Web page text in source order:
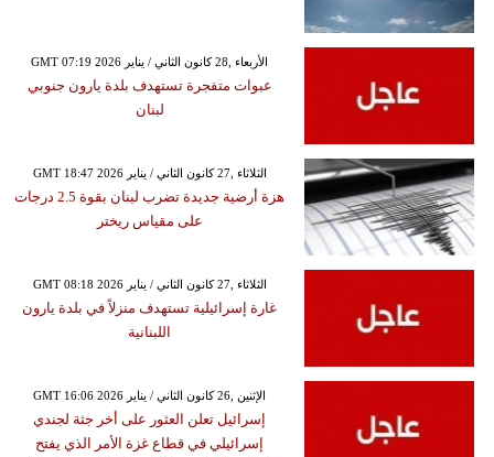
GMT 07:19 2026 الأربعاء ,28 كانون الثاني / يناير
عبوات متفجرة تستهدف بلدة يارون جنوبي
لبنان
GMT 18:47 2026 الثلاثاء ,27 كانون الثاني / يناير
هزة أرضية جديدة تضرب لبنان بقوة 2.5 درجات
على مقياس ريختر
GMT 08:18 2026 الثلاثاء ,27 كانون الثاني / يناير
غارة إسرائيلية تستهدف منزلاً في بلدة يارون
اللبنانية
GMT 16:06 2026 الإثنين ,26 كانون الثاني / يناير
إسرائيل تعلن العثور على أخر جثة لجندي
إسرائيلي في قطاع غزة الأمر الذي يفتح